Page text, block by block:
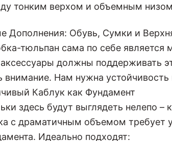
тонким верхом и объемным
Дополнения: Обувь, Сумки и
тюльпан сама по себе
должны поддерживать
внимание. Нам нужна устойчивость
Каблук как Фундамент
здесь будут выглядеть нелепо –
с драматичным объемом требует
Идеально подходят: